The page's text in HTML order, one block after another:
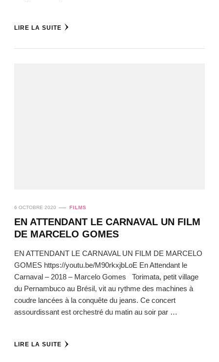
LIRE LA SUITE
6 OCTOBRE 2020 FILMS
EN ATTENDANT LE CARNAVAL UN FILM
DE MARCELO GOMES
EN ATTENDANT LE CARNAVAL UN FILM DE MARCELO
GOMES https://youtu.be/M90rkxjbLoE En Attendant le
Carnaval – 2018 – Marcelo Gomes Torimata, petit village
du Pernambuco au Brésil, vit au rythme des machines à
coudre lancées à la conquête du jeans. Ce concert
assourdissant est orchestré du matin au soir par …
LIRE LA SUITE